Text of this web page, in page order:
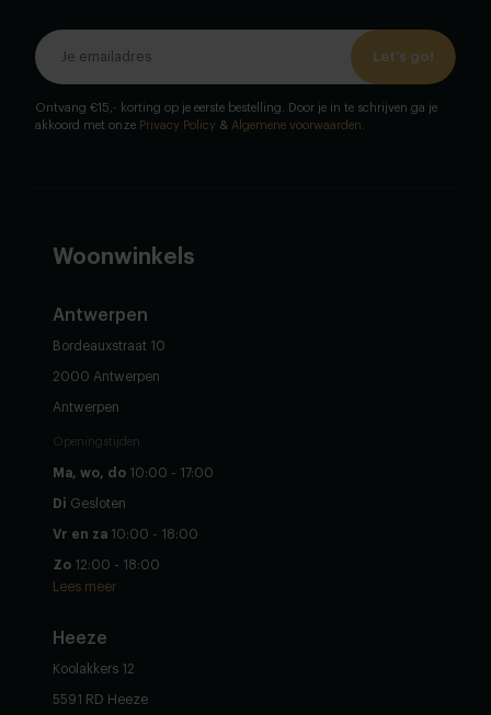
Let's go!
Ontvang €15,- korting op je eerste bestelling. Door je in te schrijven ga je
akkoord met onze Privacy Policy & Algemene voorwaarden.
Woonwinkels
Antwerpen
Bordeauxstraat 10
2000 Antwerpen
Antwerpen
Openingstijden
Ma, wo, do 10:00 - 17:00
Di Gesloten
Vr en za 10:00 - 18:00
Zo 12:00 - 18:00
Lees meer
Heeze
Koolakkers 12
5591 RD Heeze